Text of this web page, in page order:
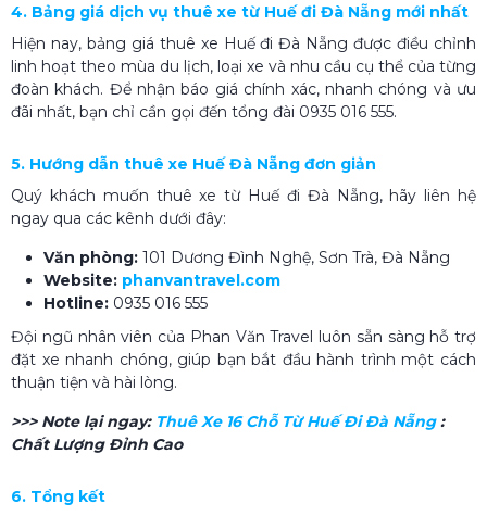
4. Bảng giá dịch vụ thuê xe từ Huế đi Đà Nẵng mới nhất
Hiện nay, bảng giá thuê xe Huế đi Đà Nẵng​ được điều chỉnh
linh hoạt theo mùa du lịch, loại xe và nhu cầu cụ thể của từng
đoàn khách. Để nhận báo giá chính xác, nhanh chóng và ưu
đãi nhất, bạn chỉ cần gọi đến tổng đài 0935 016 555.
5. Hướng dẫn thuê xe Huế Đà Nẵng​​ đơn giản
Quý khách muốn thuê xe từ Huế đi Đà Nẵng, hãy liên hệ
ngay qua các kênh dưới đây:
Văn phòng: 101 Dương Đình Nghệ, Sơn Trà, Đà Nẵng
Website: phanvantravel.com
Hotline: 0935 016 555
Đội ngũ nhân viên của Phan Văn Travel luôn sẵn sàng hỗ trợ
đặt xe nhanh chóng, giúp bạn bắt đầu hành trình một cách
thuận tiện và hài lòng.
>>> Note lại ngay: Thuê Xe 16 Chỗ Từ Huế Đi Đà Nẵng :
Chất Lượng Đỉnh Cao
6. Tổng kết